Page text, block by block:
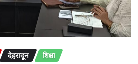
देहरादून शिक्षा